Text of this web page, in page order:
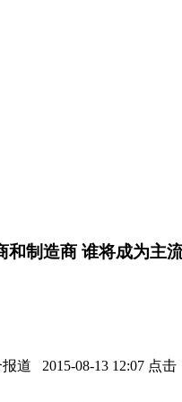
和制造商 谁将成为主
道 2015-08-13 12:07 点击